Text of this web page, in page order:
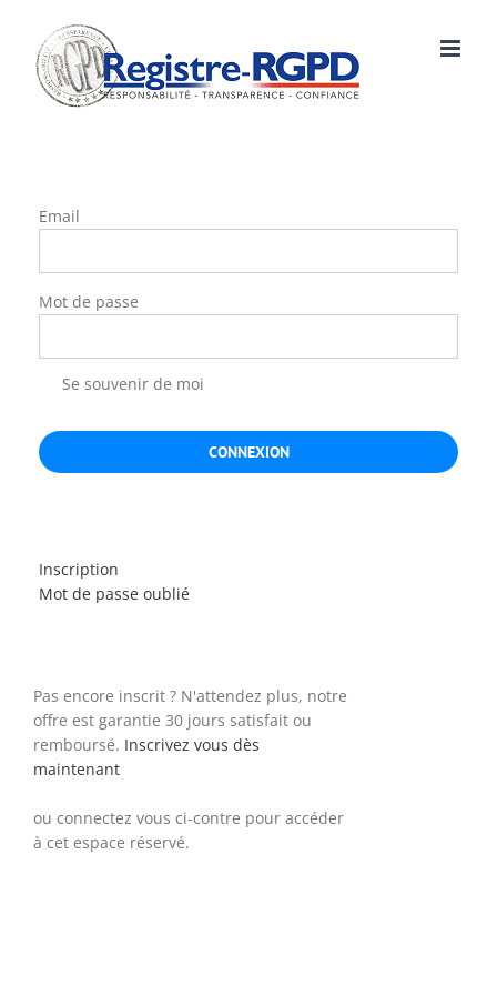
content
Email
Mot de passe
Se souvenir de moi
Inscription
Mot de passe oublié
Pas encore inscrit ? N'attendez plus, notre
offre est garantie 30 jours satisfait ou
remboursé. Inscrivez vous dès
maintenant
ou connectez vous ci-contre pour accéder
à cet espace réservé.